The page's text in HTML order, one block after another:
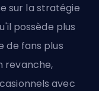
sur la stratégie
possède plus
de fans plus
revanche,
avec